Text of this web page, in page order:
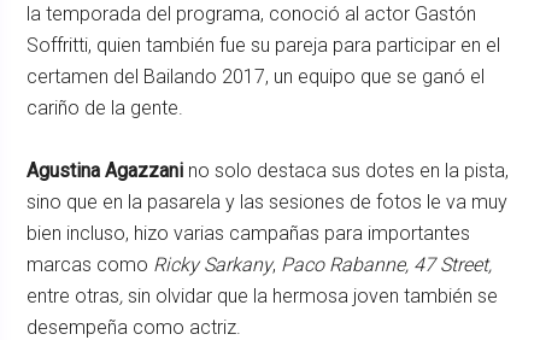
la temporada del programa, conoció al actor Gastón
Soffritti, quien también fue su pareja para participar en el
certamen del Bailando 2017, un equipo que se ganó el
cariño de la gente.
Agustina Agazzani no solo destaca sus dotes en la pista,
sino que en la pasarela y las sesiones de fotos le va muy
bien incluso, hizo varias campañas para importantes
marcas como Ricky Sarkany, Paco Rabanne, 47 Street,
entre otras, sin olvidar que la hermosa joven también se
desempeña como actriz.